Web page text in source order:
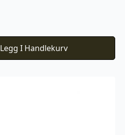
Legg I Handlekurv